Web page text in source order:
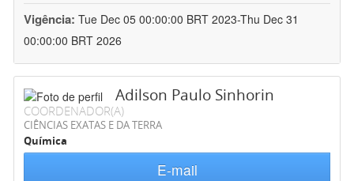
Vigência: Tue Dec 05 00:00:00 BRT 2023-Thu Dec 31
00:00:00 BRT 2026
Adilson Paulo Sinhorin
COORDENADOR(A)
CIÊNCIAS EXATAS E DA TERRA
Química
E-mail